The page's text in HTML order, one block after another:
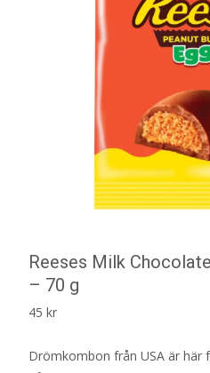
Reeses Milk
– 70 g
45 kr
Drömkombon från USA är här